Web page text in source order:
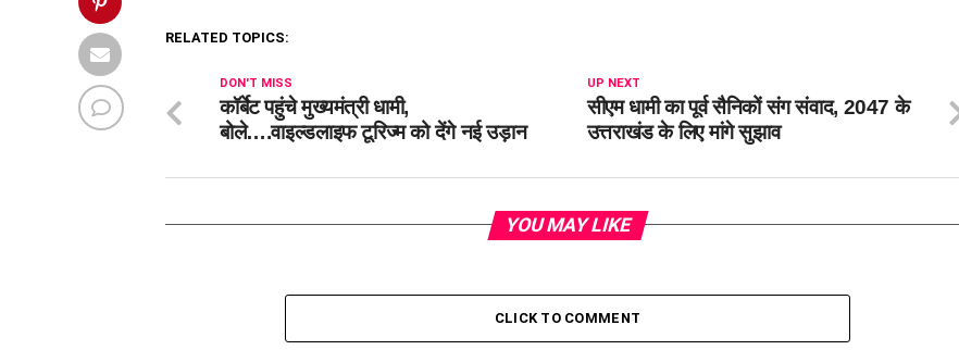
RELATED TOPICS:
UP NEXT
सीएम धामी का पूर्व सैनिकों संग संवाद, 2047 के
उत्तराखंड के लिए मांगे सुझाव
DON'T MISS
कॉर्बेट पहुंचे मुख्यमंत्री धामी,
बोले….वाइल्डलाइफ टूरिज्म को देंगे नई उड़ान
YOU MAY LIKE
CLICK TO COMMENT